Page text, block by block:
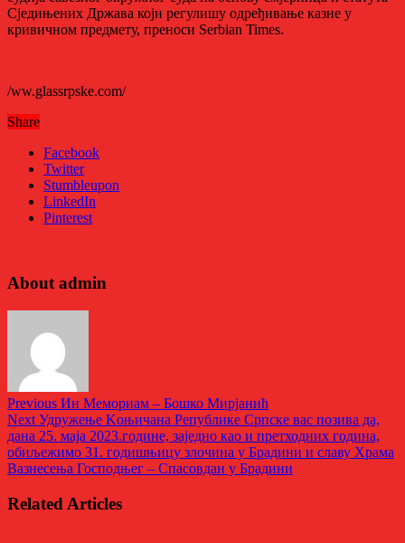
Сједињених Држава који регулишу одређивање казне у
кривичном предмету, преноси Serbian Times.
/ww.glassrpske.com/
Share
Facebook
Twitter
Stumbleupon
LinkedIn
Pinterest
About admin
Previous Ин Мемориам – Бошко Мирјанић
Next Удружење Kоњичана Републике Српске вас позива да,
дана 25. маја 2023.године, заједно као и претходних година,
обиљежимо 31. годишњицу злочина у Брадини и славу Храма
Вазнесења Господњег – Спасовдан у Брадини
Related Articles